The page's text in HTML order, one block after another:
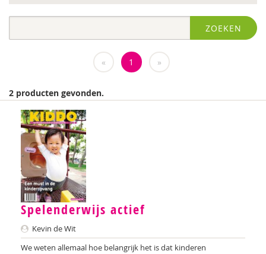
Respect Foundation
Brenda Abrahamse-Van Beek
Marijke Adema
Ilse Aerden
Pauline van Aken
Evelyn Akkermans
Robbert Almekinders
Teatske Altenburg
ZOEKEN
« 1 »
2 producten gevonden.
Spelenderwijs actief
Kevin de Wit
We weten allemaal hoe belangrijk het is dat kinderen